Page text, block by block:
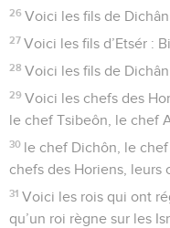
26 Voici les fils de
27 Voici les fils d’Etsér :
28 Voici les fils de Dichân
29 Voici les chefs des
le chef Tsibeôn, le chef
30 le chef Dichôn, le
chefs des Horiens, leurs
31 Voici les rois qui ont
qu’un roi règne sur les